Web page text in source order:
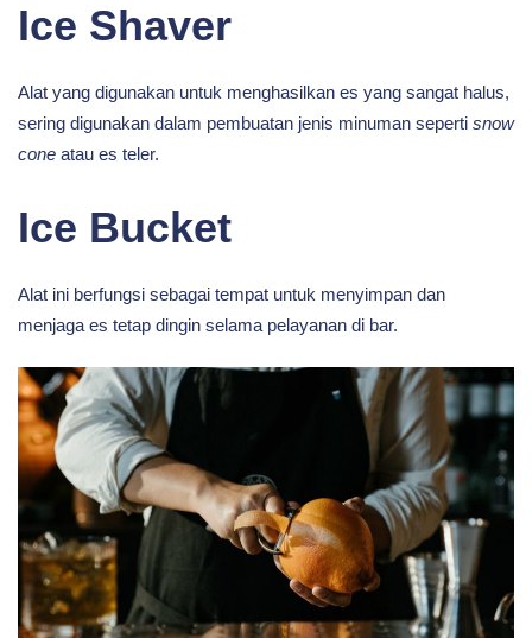
Ice Shaver
Alat yang digunakan untuk menghasilkan es yang sangat halus,
sering digunakan dalam pembuatan jenis minuman seperti snow
cone atau es teler.
Ice Bucket
Alat ini berfungsi sebagai tempat untuk menyimpan dan
menjaga es tetap dingin selama pelayanan di bar.